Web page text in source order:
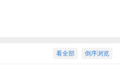
倒序浏览
看全部